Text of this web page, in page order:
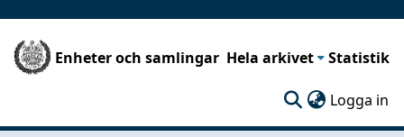
Enheter och samlingar Hela arkivet Statistik
Logga in